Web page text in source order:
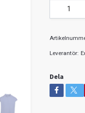
Leverantör:
Dela